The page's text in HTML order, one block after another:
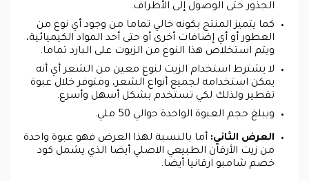
الجذور حتى الوصول إلى الأطراف.
كما يتميز المنتج بكونه خالي تماما من وجود أي نوع من
العطور أو أي إضافات أخرى أو حتى أحد المواد الكيميائية،
ويتم استخلاص هذا النوع من الزيوت على البارد تماما.
لا يشترط استخدام الزيت لنوع معين من الشعر أي أنه
يمكن استخدامه لجميع أنواع الشعر، ومتوفر خلال عبوة
تقطير ولذلك لكي تستخدم بشكل أسهل وأسرع.
ويبلغ حجم العبوة الواحدة حوالي 50 ملي.
العرض الثاني: أما بالنسبة لهذا العرض فهو عبوة واحدة
من زيت الأرقان الطبيعي الاصلي أيضا الذي يشمل كود
خصم شامبو ارقانيا أيضا.